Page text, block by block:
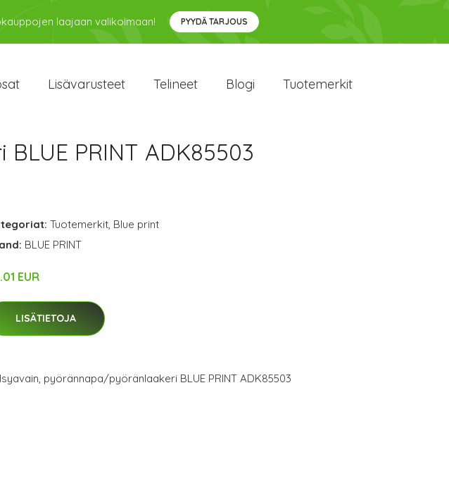
laajaan valikoimaan! PYYDÄ TARJOUS
Lisävarusteet Telineet Blogi Tuotemerkit
PRINT ADK85503
Tuotemerkit, Blue print
BLUE PRINT
EUR
LISÄTIETOJA
pyörännapa/pyöränlaakeri BLUE PRINT ADK85503